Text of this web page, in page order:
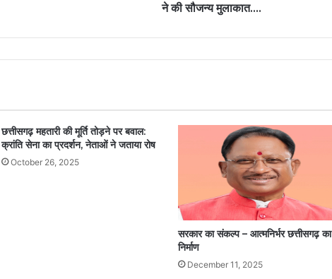
ने की सौजन्य मुलाकात….
छत्तीसगढ़ महतारी की मूर्ति तोड़ने पर बवाल:
क्रांति सेना का प्रदर्शन, नेताओं ने जताया रोष
October 26, 2025
सरकार का संकल्प – आत्मनिर्भर छत्तीसगढ़ का
निर्माण
December 11, 2025